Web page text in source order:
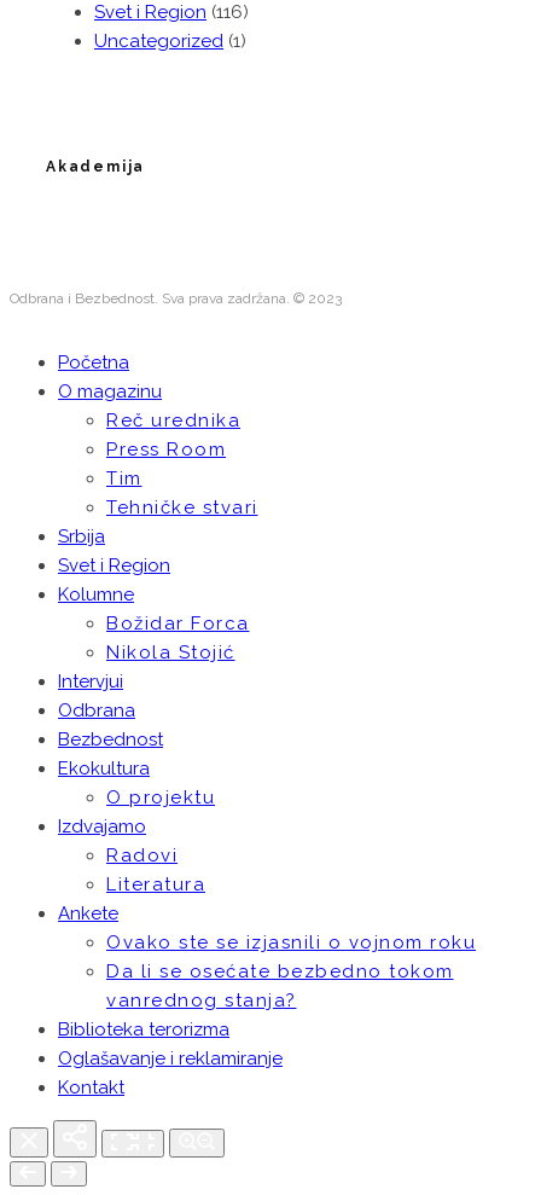
Svet i Region (116)
Uncategorized (1)
Akademija
Odbrana i Bezbednost. Sva prava zadržana. © 2023
Početna
O magazinu
Reč urednika
Press Room
Tim
Tehničke stvari
Srbija
Svet i Region
Kolumne
Božidar Forca
Nikola Stojić
Intervjui
Odbrana
Bezbednost
Ekokultura
O projektu
Izdvajamo
Radovi
Literatura
Ankete
Ovako ste se izjasnili o vojnom roku
Da li se osećate bezbedno tokom
vanrednog stanja?
Biblioteka terorizma
Oglašavanje i reklamiranje
Kontakt